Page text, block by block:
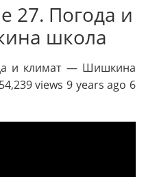
27. Погода и
школа
и климат — Шишкина
views 9 years ago 6